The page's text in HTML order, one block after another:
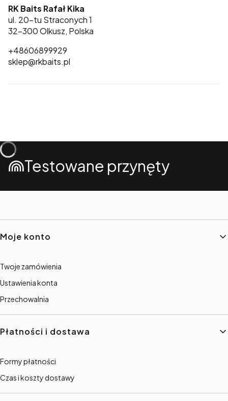
RK Baits Rafał Kika
ul. 20-tu Straconych 1
32-300 Olkusz, Polska
+48606899929
sklep@rkbaits.pl
Testowane przynęty
Linki w stopce
Moje konto
Twoje zamówienia
Ustawienia konta
Przechowalnia
Płatności i dostawa
Formy płatności
Czas i koszty dostawy